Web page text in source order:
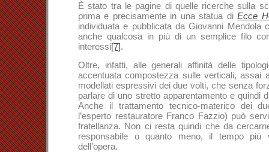
È stato tra le pagine di quelle ricerche sulla
prima e precisamente in una statua diEcce
individuata e pubblicata da Giovanni
anche qualcosa in più di un semplice filo
interessi[7].
Oltre, infatti, alle generali affinità delle
accentuata compostezza sulle verticali, assai
modellati espressivi dei due volti, che senza
parlare di uno stretto apparentamento e quindi
Anche il trattamento tecnico-materico dei
l’esperto restauratore Franco Fazzio) può
fratellanza. Non ci resta quindi che da
responsabile o quanto meno, il tempo più
dell’opera.